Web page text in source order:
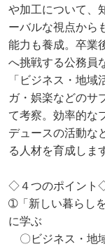
や加工について、
ーバルな視点から
能力も養成。卒業
へ挑戦する公務員
「ビジネス・地
ガ・娯楽などのサ
て考察。効率的な
デュースの活動な
る人材を育成しま
◇４つのポイント
➀「新しい暮らし
に学ぶ
〇ビジネス・地